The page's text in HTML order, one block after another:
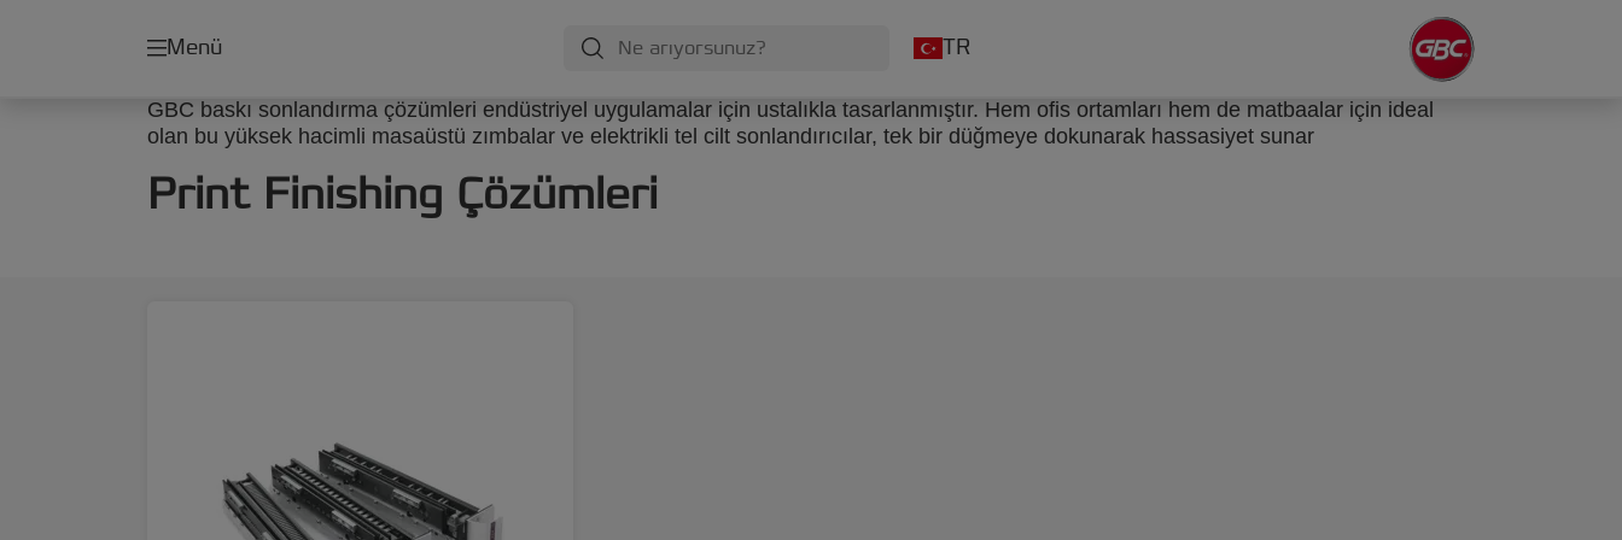
Menü TR
GBC baskı sonlandırma çözümleri endüstriyel uygulamalar için ustalıkla tasarlanmıştır. Hem ofis ortamları hem de matbaalar için ideal
olan bu yüksek hacimli masaüstü zımbalar ve elektrikli tel cilt sonlandırıcılar, tek bir düğmeye dokunarak hassasiyet sunar
Print Finishing Çözümleri